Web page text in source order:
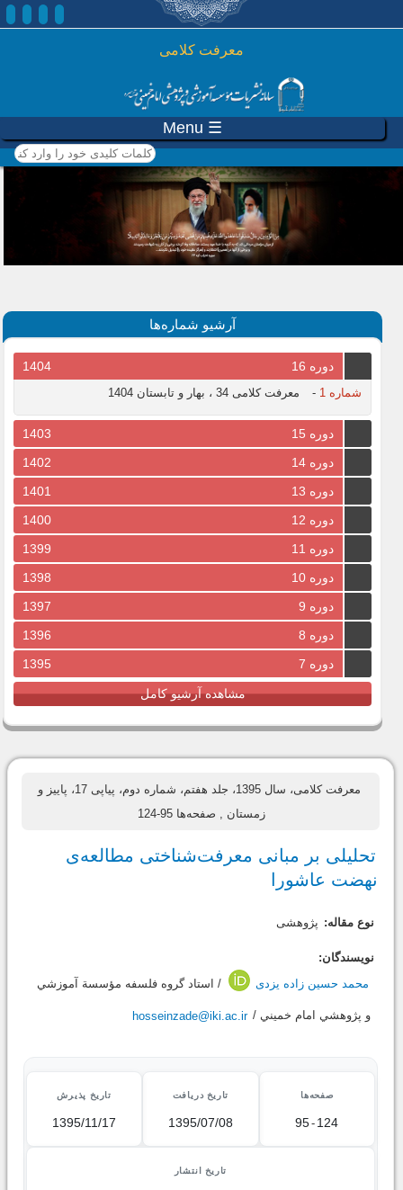
رفتن به محتوای اصلی
معرفت کلامی
☰ Menu
کلمات کلیدی خود را وارد
کنید
آرشیو شماره‌ها
دوره 16 1404
شماره 1 - معرفت کلامی 34 ، بهار و تابستان 1404
دوره 15
1403
دوره 14
1402
دوره 13
1401
دوره 12
1400
دوره 11
1399
دوره 10
1398
دوره 9
1397
دوره 8
1396
دوره 7
1395
مشاهده آرشیو کامل
معرفت کلامی، سال 1395، جلد هفتم، شماره دوم، پیاپی 17، پاییز و
زمستان , صفحه‌ها 95-124
تحلیلی بر مبانی معرفت‌شناختی مطالعه‌ی
نهضت عاشورا
نوع مقاله: پژوهشی
نویسندگان:
محمد حسین زاده یزدی
/ استاد گروه فلسفه مؤسسة آموزشي
و پژوهشي امام خميني / hosseinzade@iki.ac.ir
صفحه‌ها
95- 124
تاریخ دریافت
1395/07/08
تاریخ پذیرش
1395/11/17
تاریخ انتشار